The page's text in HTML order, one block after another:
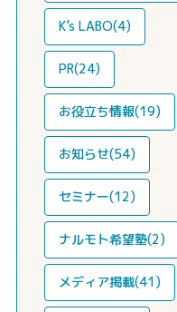
K's LABO(4)
PR(24)
お役立ち情報(19)
お知らせ(54)
セミナー(12)
ナルモト希望塾(2)
メディア掲載(41)